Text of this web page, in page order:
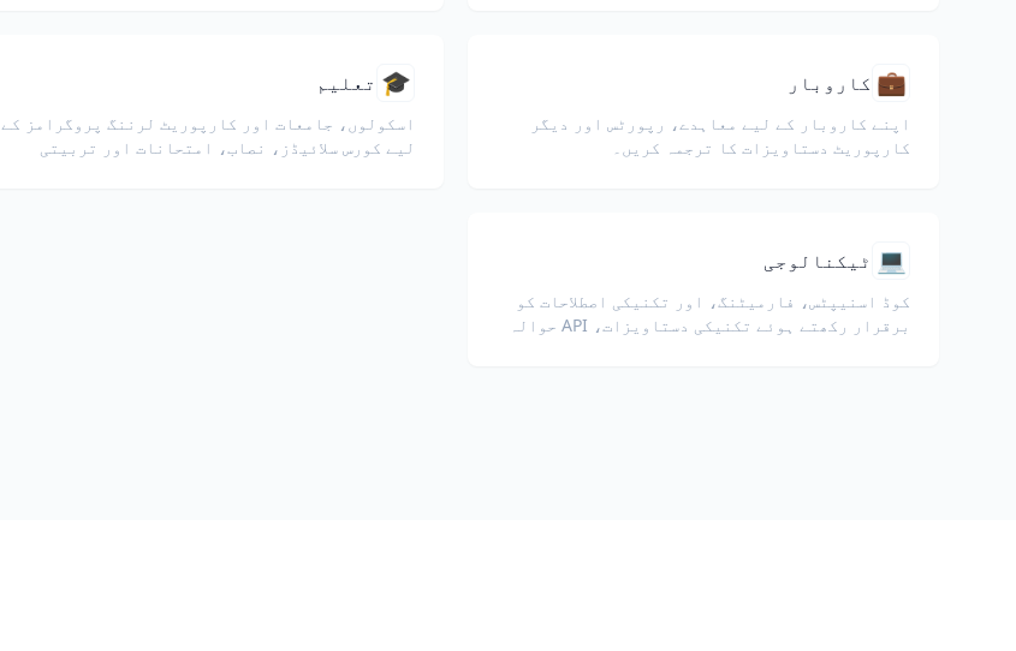
💼 کاروبار
اپنے کاروبار کے لیے معاہدے، رپورٹس اور دیگر
کارپوریٹ دستاویزات کا ترجمہ کریں۔
🎓 تعلیم
اسکولوں، جامعات اور کارپوریٹ لرننگ پروگرامز کے
لیے کورس سلائیڈز، نصاب، امتحانات اور تربیتی
💻 ٹیکنالوجی
کوڈ اسنیپٹس، فارمیٹنگ، اور تکنیکی اصطلاحات کو
برقرار رکھتے ہوئے تکنیکی دستاویزات، API حوالہ